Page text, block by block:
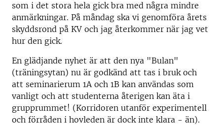
som i det stora hela gick bra med några mindre
anmärkningar. På måndag ska vi genomföra årets
skyddsrond på KV och jag återkommer när jag vet
hur den gick.
En glädjande nyhet är att den nya "Bulan"
(träningsytan) nu är godkänd att tas i bruk och
att seminarierum 1A och 1B kan användas som
vanligt och att studenterna återigen kan äta i
grupprummet! (Korridoren utanför experimentell
och förråden i hovleden är dock inte klara - än).